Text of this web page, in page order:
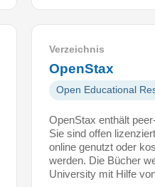
Verzeichnis
OpenStax
Open Educational
OpenStax enthält
Sie sind offen
online genutzt oder
werden. Die Bücher
University mit Hilfe